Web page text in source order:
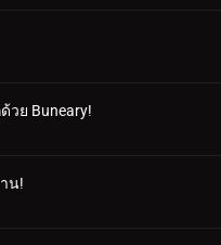
วย Buneary!
น!